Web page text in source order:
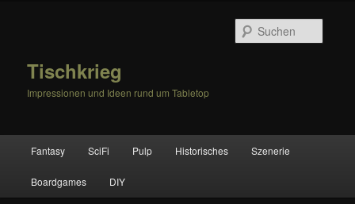
Tischkrieg
Impressionen und Ideen rund um Tabletop
Fantasy SciFi Pulp Historisches Szenerie
Boardgames DIY